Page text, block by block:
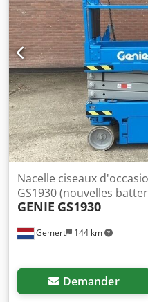
Gemert 144 km
Nacelle ciseaux
GS1930 (nouvelles
GENIE GS1930
Demander